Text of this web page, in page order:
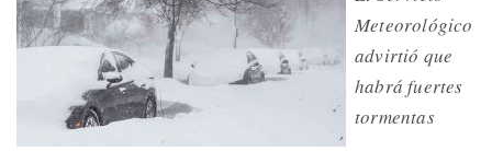
Meteorológico
advirtió que
habrá fuertes
tormentas